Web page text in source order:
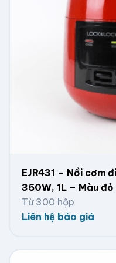
EJR431 – Nồi cơm
350W, 1L – Màu đỏ
Từ 300 hộp
Liên hệ báo giá